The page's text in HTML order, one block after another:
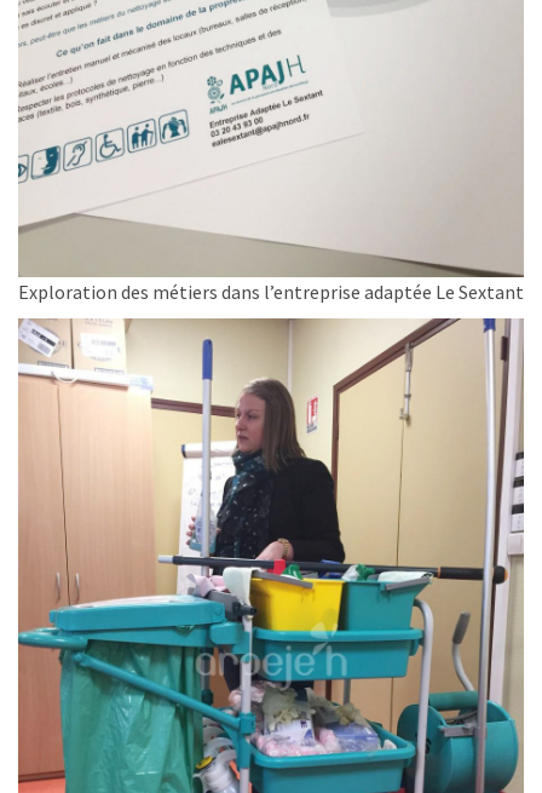
Exploration des métiers dans l’entreprise adaptée Le Sextant